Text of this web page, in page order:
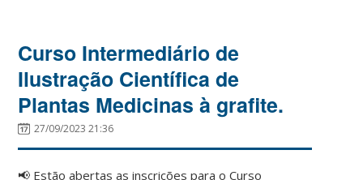
Curso Intermediário de
Ilustração Científica de
Plantas Medicinas à grafite.
27/09/2023 21:36
📢 Estão abertas as inscrições para o Curso